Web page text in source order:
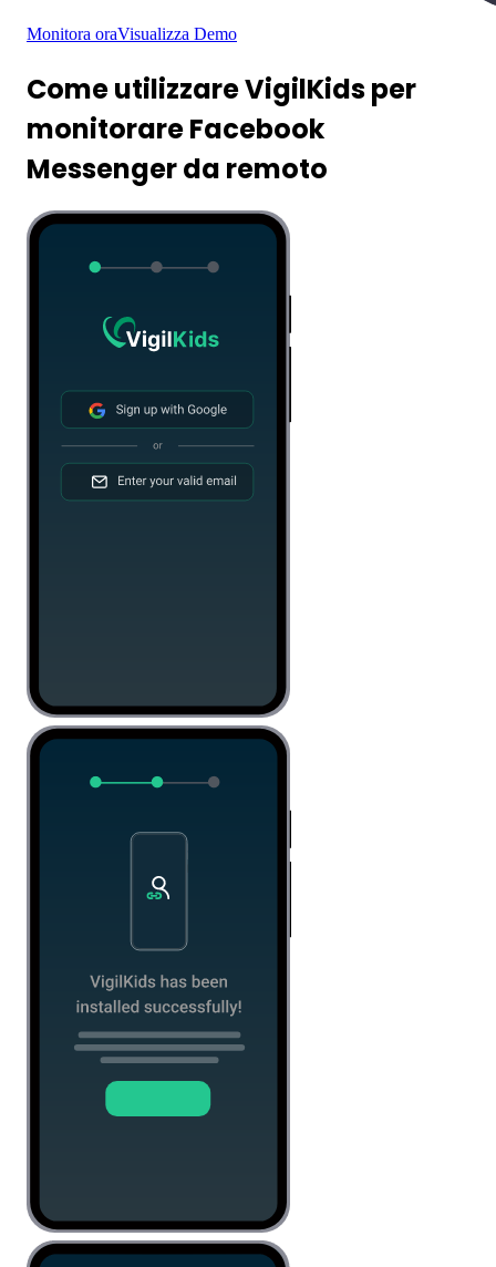
Monitora oraVisualizza Demo
Come utilizzare VigilKids per
monitorare Facebook
Messenger da remoto